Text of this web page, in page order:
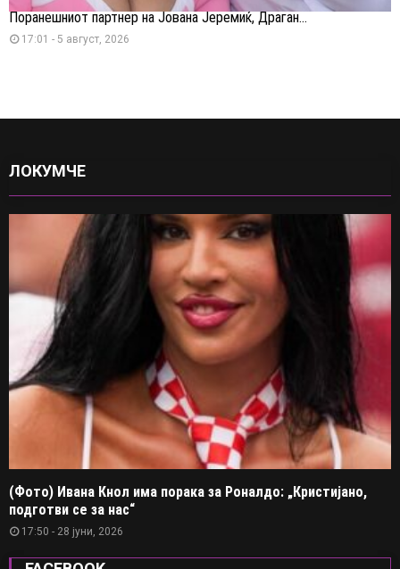
Поранешниот партнер на Јована Јеремиќ, Драган...
17:01 - 5 август, 2026
ЛОКУМЧЕ
(Фото) Ивана Кнол има порака за Роналдо: „Кристијано,
подготви се за нас“
17:50 - 28 јуни, 2026